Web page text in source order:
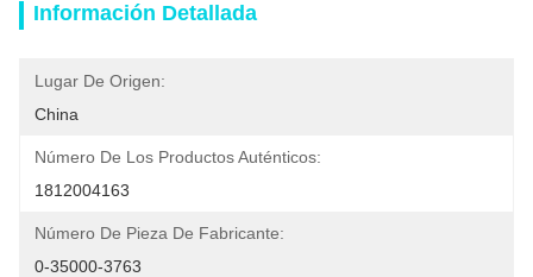
Información Detallada
Lugar De Origen:
China
Número De Los Productos Auténticos:
1812004163
Número De Pieza De Fabricante:
0-35000-3763